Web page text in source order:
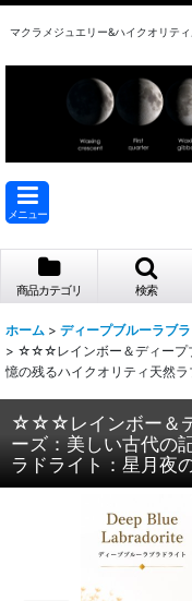
マクラメジュエリー&ハイクオリテ
メニュー
商品カテゴリ 検索
ホーム > ディープブルーラブ
> ☆☆☆レインボー＆ディープ
憶の残るハイクオリティ天然
☆☆☆レインボー＆デ
ーズ：美しい古代の
ラドライト：星月夜